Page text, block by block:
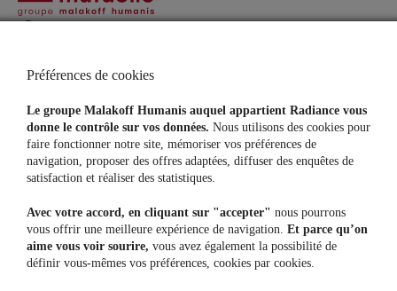
Assurance Auto
Assurance Habitation
Mutuelle Santé
Prévoyance
Protection Juridique
Assurance Sports Loisirs
Mutuelle Santé Pro
Prévoyance Pro
Épargne Retraite Pro
Entreprises
Mutuelle Santé collective
Prévoyance Entreprise
Nous découvrir
Notre raison d'être
Notre gouvernance
Préférences de cookies
Le groupe Malakoff Humanis auquel appartient Radiance vous
donne le contrôle sur vos données. Nous utilisons des cookies pour
faire fonctionner notre site, mémoriser vos préférences de
navigation, proposer des offres adaptées, diffuser des enquêtes de
satisfaction et réaliser des statistiques.
Avec votre accord, en cliquant sur "accepter" nous pourrons
vous offrir une meilleure expérience de navigation. Et parce qu’on
aime vous voir sourire, vous avez également la possibilité de
définir vous-mêmes vos préférences, cookies par cookies.